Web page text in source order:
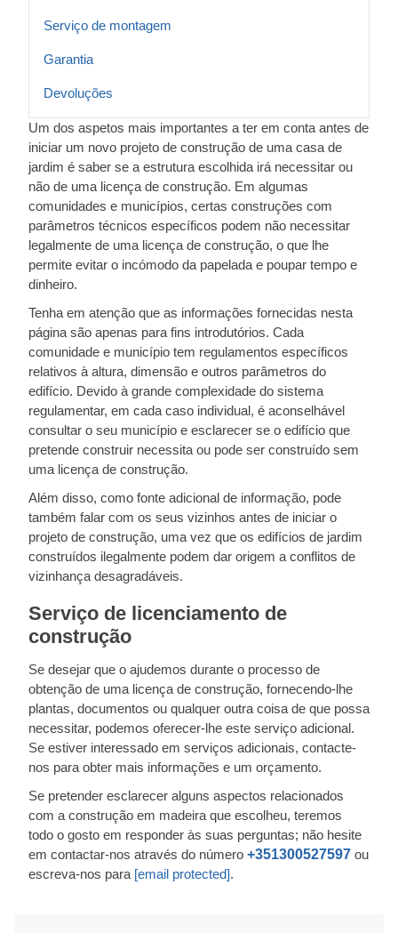
Serviço de montagem
Garantia
Devoluções
Um dos aspetos mais importantes a ter em conta antes de
iniciar um novo projeto de construção de uma casa de
jardim é saber se a estrutura escolhida irá necessitar ou
não de uma licença de construção. Em algumas
comunidades e municípios, certas construções com
parâmetros técnicos específicos podem não necessitar
legalmente de uma licença de construção, o que lhe
permite evitar o incómodo da papelada e poupar tempo e
dinheiro.
Tenha em atenção que as informações fornecidas nesta
página são apenas para fins introdutórios. Cada
comunidade e município tem regulamentos específicos
relativos à altura, dimensão e outros parâmetros do
edifício. Devido à grande complexidade do sistema
regulamentar, em cada caso individual, é aconselhável
consultar o seu município e esclarecer se o edifício que
pretende construir necessita ou pode ser construído sem
uma licença de construção.
Além disso, como fonte adicional de informação, pode
também falar com os seus vizinhos antes de iniciar o
projeto de construção, uma vez que os edifícios de jardim
construídos ilegalmente podem dar origem a conflitos de
vizinhança desagradáveis.
Serviço de licenciamento de
construção
Se desejar que o ajudemos durante o processo de
obtenção de uma licença de construção, fornecendo-lhe
plantas, documentos ou qualquer outra coisa de que possa
necessitar, podemos oferecer-lhe este serviço adicional.
Se estiver interessado em serviços adicionais, contacte-
nos para obter mais informações e um orçamento.
Se pretender esclarecer alguns aspectos relacionados
com a construção em madeira que escolheu, teremos
todo o gosto em responder às suas perguntas; não hesite
em contactar-nos através do número +351300527597 ou
escreva-nos para [email protected].